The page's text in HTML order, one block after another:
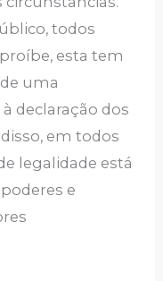
todos
esta tem
uma
declaração dos
em todos
legalidade está
e